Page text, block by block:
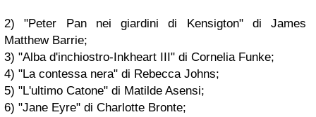
2) "Peter Pan nei giardini di Kensigton" di James
Matthew Barrie;
3) "Alba d'inchiostro-Inkheart III" di Cornelia Funke;
4) "La contessa nera" di Rebecca Johns;
5) "L'ultimo Catone" di Matilde Asensi;
6) "Jane Eyre" di Charlotte Bronte;